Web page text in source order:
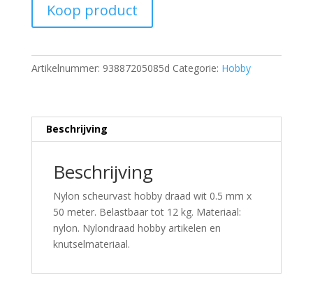
Koop product
Artikelnummer: 93887205085d Categorie: Hobby
Beschrijving
Beschrijving
Nylon scheurvast hobby draad wit 0.5 mm x
50 meter. Belastbaar tot 12 kg. Materiaal:
nylon. Nylondraad hobby artikelen en
knutselmateriaal.